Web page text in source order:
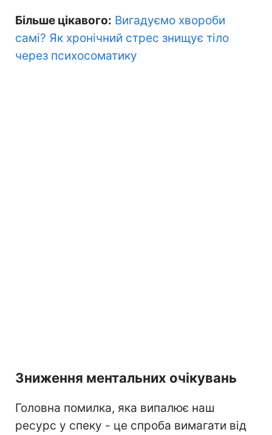
Більше цікавого: Вигадуємо хвороби
самі? Як хронічний стрес знищує тіло
через психосоматику
Зниження ментальних очікувань
Головна помилка, яка випалює наш
ресурс у спеку - це спроба вимагати від